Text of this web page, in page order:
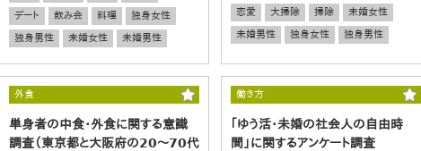
デート
飲み会 料理
独身女性
独身男性
未婚女性 未婚男性
恋愛 大掃除 掃除
未婚女性
未婚男性
独身女性 独身男性
外食
単身者の中食・外食に関する意識
調査（東京都と大阪府の20～70代
働き方
｢ゆう活・未婚の社会人の自由時
間」に関するアンケート調査